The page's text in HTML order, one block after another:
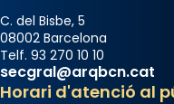
C. del Bisbe, 5
08002 Barcelona
Telf. 93 270 10 10
secgral@arqbcn.cat
Horari d'atenció al